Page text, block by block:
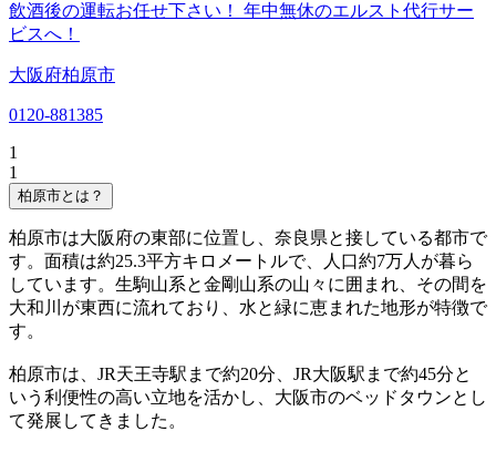
飲酒後の運転お任せ下さい！ 年中無休のエルスト代行サー
ビスへ！
大阪府柏原市
0120-881385
1
1
柏原市とは？
柏原市は大阪府の東部に位置し、奈良県と接している都市で
す。面積は約25.3平方キロメートルで、人口約7万人が暮ら
しています。生駒山系と金剛山系の山々に囲まれ、その間を
大和川が東西に流れており、水と緑に恵まれた地形が特徴で
す。
柏原市は、JR天王寺駅まで約20分、JR大阪駅まで約45分と
いう利便性の高い立地を活かし、大阪市のベッドタウンとし
て発展してきました。